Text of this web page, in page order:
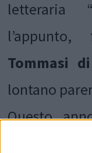
letteraria “
Tommasi
lontano
Questo
“Cinema”